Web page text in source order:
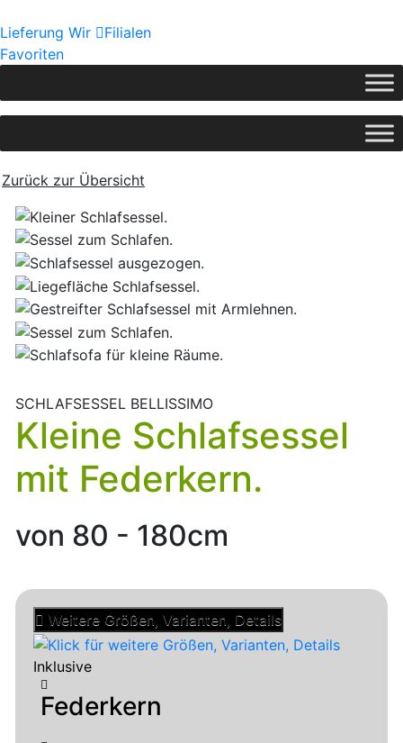
Lieferung Wir
Filialen
Favoriten
Zurück zur Übersicht
SCHLAFSESSEL BELLISSIMO
Kleine Schlafsessel
mit Federkern.
von 80 - 180cm
Weitere Größen, Varianten, Details
Inklusive
Federkern